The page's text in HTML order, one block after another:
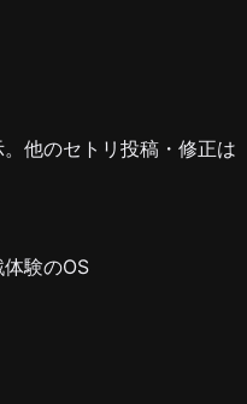
他のセトリ投稿・修正は
験のOS